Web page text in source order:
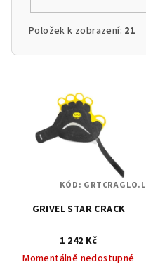
Položek k zobrazení: 21
GRIVEL STAR CRACK
1 242 Kč
Momentálně nedostupné
KÓD: GRTCRAGLO.L